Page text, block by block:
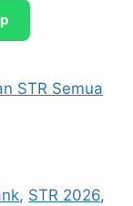
STR Semua
, STR 2026,